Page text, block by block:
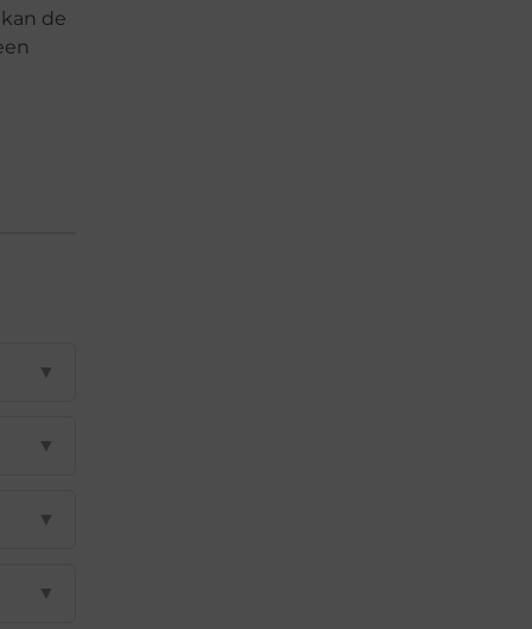
de
▼
▼
▼
▼